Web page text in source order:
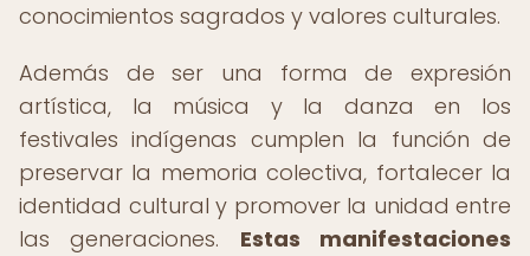
conocimientos sagrados y valores culturales.
Además de ser una forma de expresión
artística, la música y la danza en los
festivales indígenas cumplen la función de
preservar la memoria colectiva, fortalecer la
identidad cultural y promover la unidad entre
las generaciones. Estas manifestaciones